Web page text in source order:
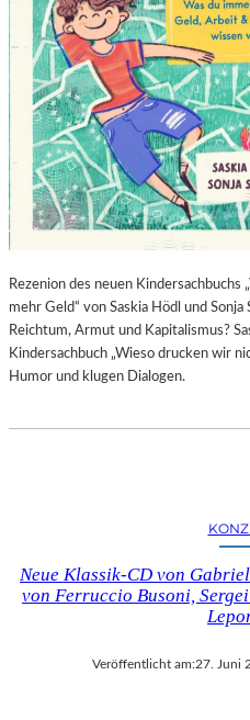
Rezenion des neuen
mehr Geld“ von Saskia Hödl und
Reichtum, Armut und Kapitalismus?
Kindersachbuch „Wieso drucken wir
Humor und klugen Dialogen.
Neue Klassik-CD von
von Ferruccio Busoni,
Veröffentlicht am:27. Juni